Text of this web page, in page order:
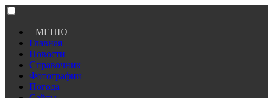
МЕНЮ
Главная
Новости
Справочник
Фотографии
Погода